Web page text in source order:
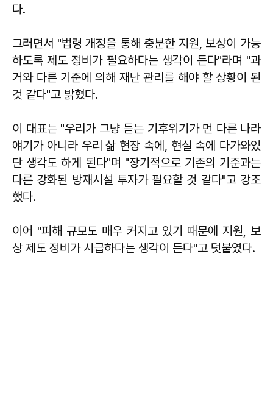
다.
그러면서 "법령 개정을 통해 충분한 지원, 보상이 가능
하도록 제도 정비가 필요하다는 생각이 든다"라며 "과
거와 다른 기준에 의해 재난 관리를 해야 할 상황이 된
것 같다"고 밝혔다.
이 대표는 "우리가 그냥 듣는 기후위기가 먼 다른 나라
얘기가 아니라 우리 삶 현장 속에, 현실 속에 다가와있
단 생각도 하게 된다"며 "장기적으로 기존의 기준과는
다른 강화된 방재시설 투자가 필요할 것 같다"고 강조
했다.
이어 "피해 규모도 매우 커지고 있기 때문에 지원, 보
상 제도 정비가 시급하다는 생각이 든다"고 덧붙였다.